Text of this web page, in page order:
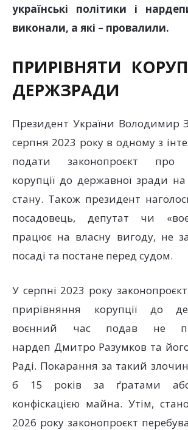
українські політики і
виконали, а які – провалили.
ПРИРІВНЯТИ
ДЕРЖЗРАДИ
Президент України Володимир
серпня 2023 року в одному з
подати законопроєкт про
корупції до державної зради
стану. Також президент
посадовець, депутат чи
працює на власну вигоду, не
посаді та постане перед судом.
У серпні 2023 року
прирівняння корупції до
воєнний час подав не
нардеп Дмитро Разумков та
Раді. Покарання за такий
б 15 років за ґратами
конфіскацією майна. Утім,
2026 року законопроєкт